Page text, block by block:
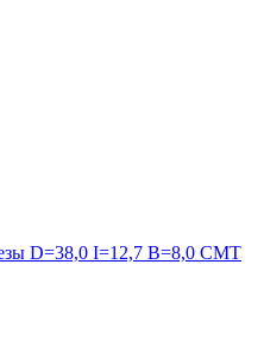
D=38,0 I=12,7 B=8,0 CMT